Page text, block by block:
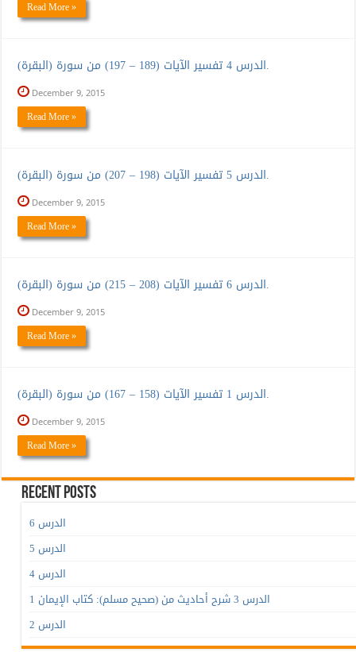
Read More »
الدرس 4 تفسير الآيات (189 – 197) من سورة (البقرة).
December 9, 2015
Read More »
الدرس 5 تفسير الآيات (198 – 207) من سورة (البقرة).
December 9, 2015
Read More »
الدرس 6 تفسير الآيات (208 – 215) من سورة (البقرة).
December 9, 2015
Read More »
الدرس 1 تفسير الآيات (158 – 167) من سورة (البقرة).
December 9, 2015
Read More »
Recent Posts
الدرس 6
الدرس 5
الدرس 4
الدرس 3 شرح أحاديث من (صحيح مسلم): كتاب الإيمان 1
الدرس 2